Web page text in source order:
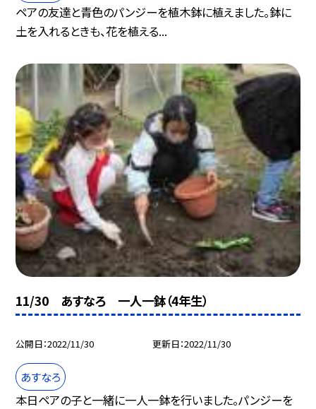
ペアの友達と青色のパンジーを植木鉢に植えました。鉢に
土を入れるときも、花を植える...
11/30 あすなろ 一人一鉢（4年生）
公開日 2022/11/30 更新日 2022/11/30
あすなろ
本日ペアの子と一緒に一人一鉢を行いました。パンジーを